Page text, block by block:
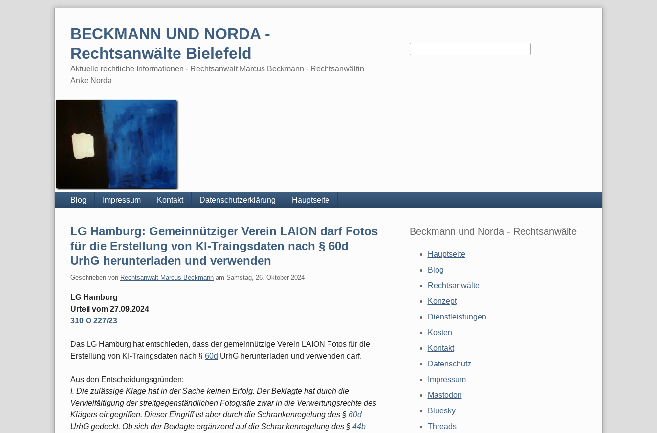
BECKMANN UND NORDA -
Rechtsanwälte Bielefeld
Aktuelle rechtliche Informationen - Rechtsanwalt Marcus Beckmann - Rechtsanwältin
Anke Norda
Blog Impressum Kontakt Datenschutzerklärung Hauptseite
LG Hamburg: Gemeinnütziger Verein LAION darf Fotos
für die Erstellung von KI-Traingsdaten nach § 60d
UrhG herunterladen und verwenden
Geschrieben von Rechtsanwalt Marcus Beckmann am Samstag, 26. Oktober 2024
LG Hamburg
Urteil vom 27.09.2024
310 O 227/23
Das LG Hamburg hat entschieden, dass der gemeinnützige Verein LAION Fotos für die
Erstellung von KI-Traingsdaten nach § 60d UrhG herunterladen und verwenden darf.
Aus den Entscheidungsgründen:
I. Die zulässige Klage hat in der Sache keinen Erfolg. Der Beklagte hat durch die
Vervielfältigung der streitgegenständlichen Fotografie zwar in die Verwertungsrechte des
Klägers eingegriffen. Dieser Eingriff ist aber durch die Schrankenregelung des § 60d
UrhG gedeckt. Ob sich der Beklagte ergänzend auf die Schrankenregelung des § 44b
Beckmann und Norda - Rechtsanwälte
Hauptseite
Blog
Rechtsanwälte
Konzept
Dienstleistungen
Kosten
Kontakt
Datenschutz
Impressum
Mastodon
Bluesky
Threads